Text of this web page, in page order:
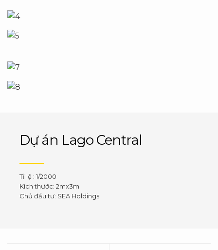
Dự án Lago Central
Tỉ lệ : 1/2000
Kích thước: 2mx3m
Chủ đầu tư: SEA Holdings